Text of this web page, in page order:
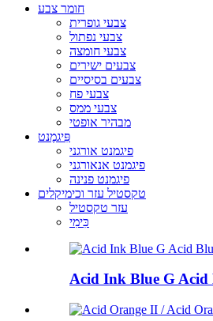
חומר צבע
צבעי גופרית
צבעי נפתול
צבעי חומצה
צבעים ישירים
צבעים בסיסיים
צבעי פח
צבעי ממס
מבהיר אופטי
פִּיגמֶנט
פיגמנט אורגני
פיגמנט אנאורגני
פיגמנט פנינה
טקסטיל עזר וכימיקלים
עזר טקסטיל
כִּימִי
Acid Ink Blue G Acid